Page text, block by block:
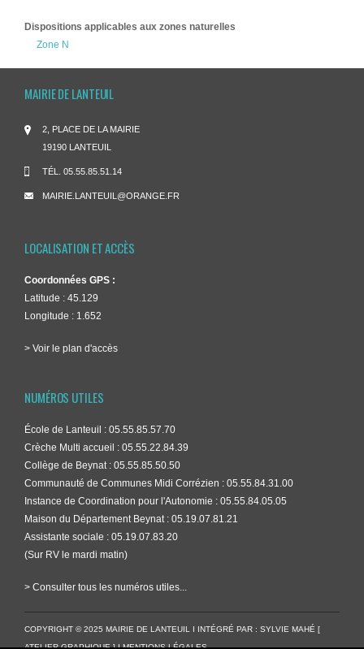
Dispositions applicables aux zones naturelles
Zone N
MAIRIE DE LANTEUIL
2, PLACE DE LA MAIRIE
19190 LANTEUIL
TÉL. 05.55.85.51.14
MAIRIE.LANTEUIL@ORANGE.FR
LOCALISATION ET ACCÈS
Coordonnées GPS :
Latitude : 45.129
Longitude : 1.652
> Voir le plan d'accès
NUMÉROS UTILES
École de Lanteuil : 05.55.85.57.70
Crèche Multi accueil : 05.55.22.84.39
Collège de Beynat : 05.55.85.50.50
Communauté de Communes Midi Corrézien : 05.55.84.31.00
Instance de Coordination pour l'Autonomie : 05.55.84.05.05
Maison du Département Beynat : 05.19.07.81.21
Assistante sociale : 05.19.07.83.20
(Sur RV le mardi matin)
> Consulter tous les numéros utiles...
COPYRIGHT © 2025 MAIRIE DE LANTEUIL I INTÉGRÉ PAR : SYLVIE MAHÉ [
ATELIER GRAPHIQUE ]IMENTIONS LÉGALES